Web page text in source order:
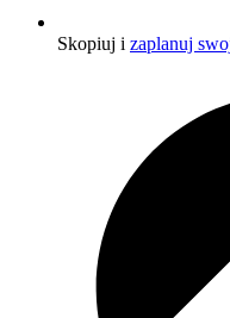
Skopiuj i zaplanuj